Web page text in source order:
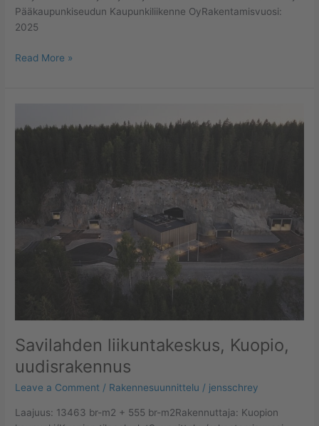
Pääkaupunkiseudun Kaupunkiliikenne OyRakentamisvuosi:
2025
Read More »
Savilahden liikuntakeskus, Kuopio,
uudisrakennus
Leave a Comment / Rakennesuunnittelu / jensschrey
Laajuus: 13463 br-m2 + 555 br-m2Rakennuttaja: Kuopion
liikuntakeskus,